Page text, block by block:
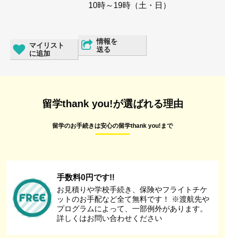
10時～19時（土・日）
マイリスト
に追加
情報を
送る
留学thank you!が選ばれる理由
留学のお手続きは安心の留学thank you!まで
手数料0円です!!
お見積りや学校手続き、保険やフライトチケ
ットのお手配など全て無料です！ ※渡航先や
プログラムによって、一部例外があります。
詳しくはお問い合わせください